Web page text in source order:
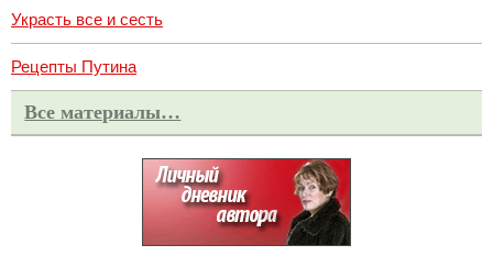
Украсть все и сесть
Рецепты Путина
Все материалы…